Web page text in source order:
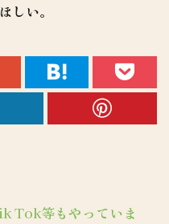
しい。
Tok等もやっていま